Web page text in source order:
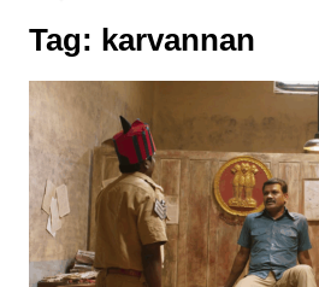
Tag: karvannan